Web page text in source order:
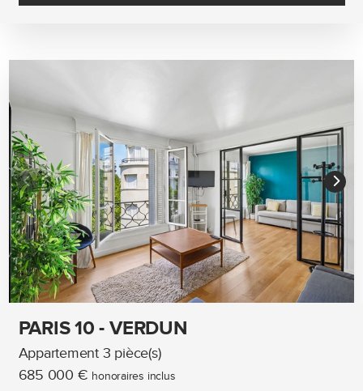
PARIS 10 - VERDUN
Appartement 3 pièce(s)
685 000 € honoraires inclus